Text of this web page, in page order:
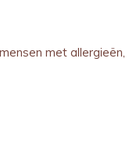
met allergieën,